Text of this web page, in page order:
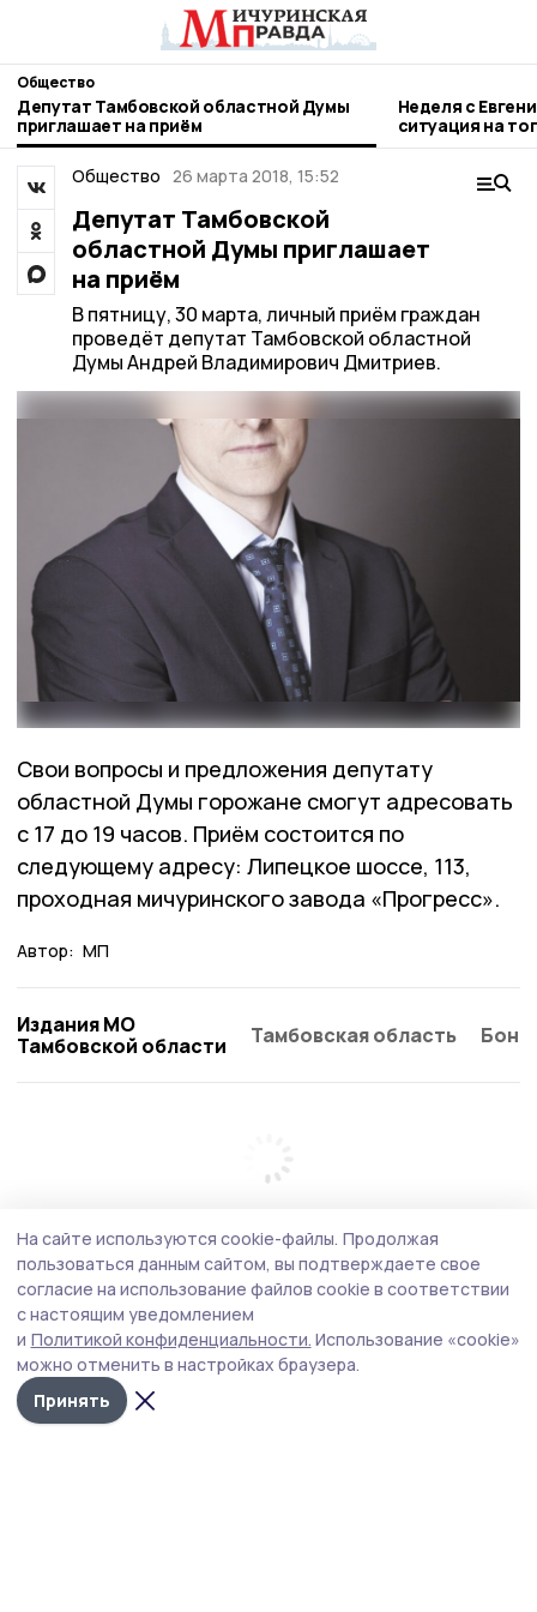
Общество
Депутат Тамбовской областной Думы
приглашает на приём
Неделя с
ситуация на
городе и
Общество 26 марта 2018, 15:52
Депутат Тамбовской
областной Думы приглашает
на приём
В пятницу, 30 марта, личный приём граждан
проведёт депутат Тамбовской областной
Думы Андрей Владимирович Дмитриев.
Свои вопросы и предложения депутату
областной Думы горожане смогут адресовать
с 17 до 19 часов. Приём состоится по
следующему адресу: Липецкое шоссе, 113,
проходная мичуринского завода «Прогресс».
Автор: МП
Издания МО
Тамбовской области
Тамбовская область
На сайте используются cookie-файлы. Продолжая
пользоваться данным сайтом, вы подтверждаете свое
согласие на использование файлов cookie в соответствии
с настоящим уведомлением
и Политикой конфиденциальности. Использование «cookie»
можно отменить в настройках браузера.
Принять